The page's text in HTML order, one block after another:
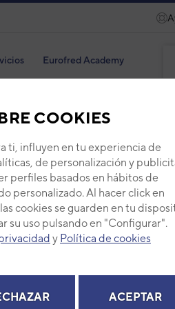
COOKIES
ti, influyen en tu experiencia de
de personalización y
perfiles basados en hábitos de
personalizado. Al hacer click en
cookies se guarden en tu
su uso pulsando en "Configurar".
y Política de cookies
ACEPTAR
Eurofred Academy
Código:
Ref.
+ Ver
PVP -